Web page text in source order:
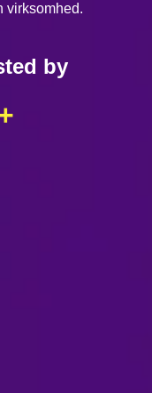
virksomhed.
by